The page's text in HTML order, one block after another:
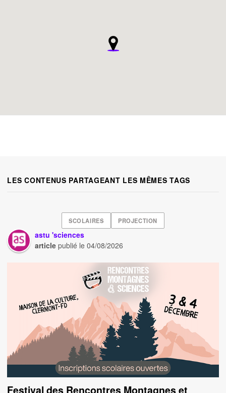
LES CONTENUS PARTAGEANT LES MÊMES TAGS
SCOLAIRES PROJECTION
astu 'sciences
article publié le04/08/2026
Festival des Rencontres Montagnes et